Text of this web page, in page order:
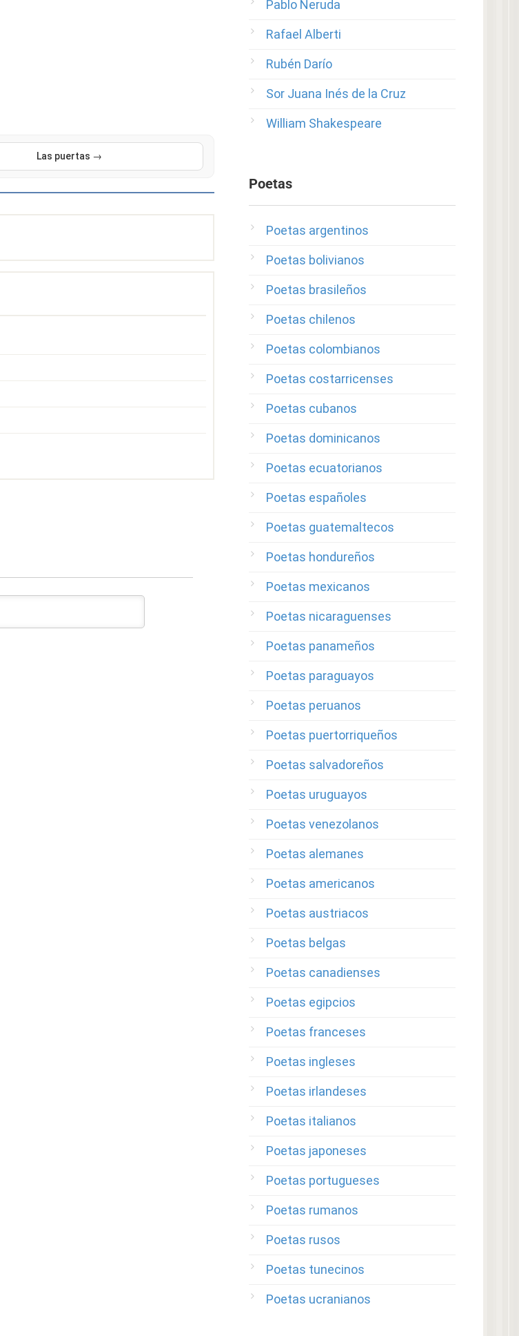
Las puertas →
Pablo Neruda
Rafael Alberti
Rubén Darío
Sor Juana Inés de la Cruz
William Shakespeare
Poetas
Poetas argentinos
Poetas bolivianos
Poetas brasileños
Poetas chilenos
Poetas colombianos
Poetas costarricenses
Poetas cubanos
Poetas dominicanos
Poetas ecuatorianos
Poetas españoles
Poetas guatemaltecos
Poetas hondureños
Poetas mexicanos
Poetas nicaraguenses
Poetas panameños
Poetas paraguayos
Poetas peruanos
Poetas puertorriqueños
Poetas salvadoreños
Poetas uruguayos
Poetas venezolanos
Poetas alemanes
Poetas americanos
Poetas austriacos
Poetas belgas
Poetas canadienses
Poetas egipcios
Poetas franceses
Poetas ingleses
Poetas irlandeses
Poetas italianos
Poetas japoneses
Poetas portugueses
Poetas rumanos
Poetas rusos
Poetas tunecinos
Poetas ucranianos